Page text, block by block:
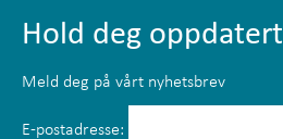
Hold deg oppdatert
Meld deg på vårt nyhetsbrev
E-postadresse: